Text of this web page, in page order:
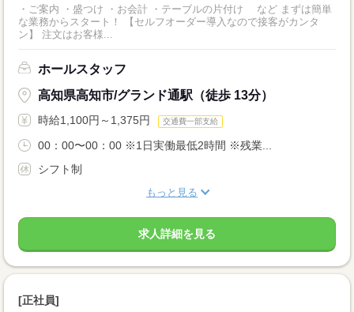
・ご案内 ・盛つけ ・お会計 ・テーブルの片付け など まずは簡単
な業務からスタート！ 【セルフオーダー導入なので接客がカンタ
ン】 注文はお客様...
ホールスタッフ
高知県高知市/グランド通駅（徒歩 13分）
時給1,100円～1,375円 交通費一部支給
00：00〜00：00 ※1日実働最低2時間 ※残業...
シフト制
もっと見る
求人詳細を見る
[正社員]